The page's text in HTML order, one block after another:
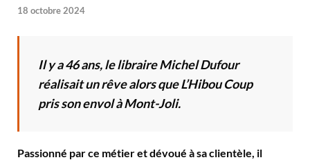
18 octobre 2024
Il y a 46 ans, le libraire Michel Dufour
réalisait un rêve alors que L’Hibou Coup
pris son envol à Mont-Joli.
Passionné par ce métier et dévoué à sa clientèle, il